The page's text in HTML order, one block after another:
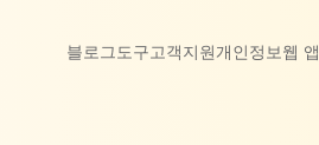
블로그 도구고객지원개인정보웹 앱